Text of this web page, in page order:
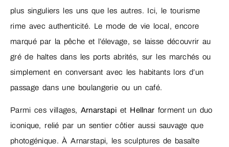
plus singuliers les uns que les autres. Ici, le tourisme
rime avec authenticité. Le mode de vie local, encore
marqué par la pêche et l’élevage, se laisse découvrir au
gré de haltes dans les ports abrités, sur les marchés ou
simplement en conversant avec les habitants lors d’un
passage dans une boulangerie ou un café.
Parmi ces villages, Arnarstapi et Hellnar forment un duo
iconique, relié par un sentier côtier aussi sauvage que
photogénique. À Arnarstapi, les sculptures de basalte